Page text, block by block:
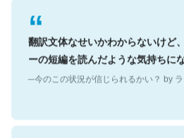
翻訳文体なせいかわからないけど
ーの短編を読んだような気持ちにな
─今のこの状況が信じられるかい？ by ラ